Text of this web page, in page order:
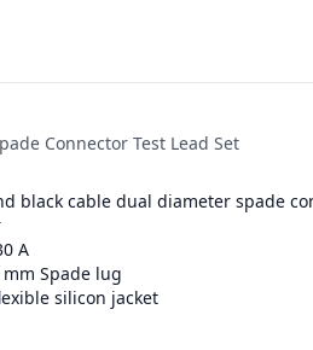
Connector Test Lead Set
black cable dual diameter spade
A
Spade lug
silicon jacket